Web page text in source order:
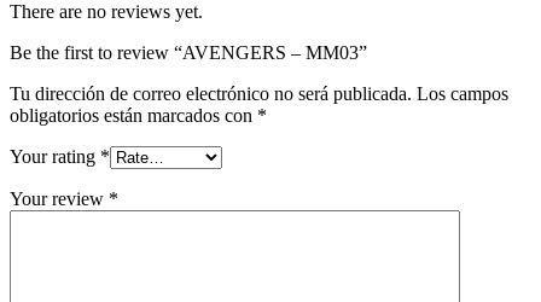
There are no reviews yet.
Be the first to review “AVENGERS – MM03”
Tu dirección de correo electrónico no será publicada. Los campos
obligatorios están marcados con *
Your rating *
Your review *